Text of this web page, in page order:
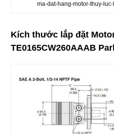
ma-dat-hang-motor-thuy-
Kích thước lắp đặt
TE0165CW260AAAB